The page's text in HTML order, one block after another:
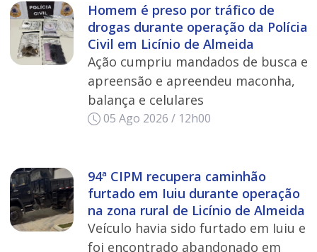
Homem é preso por tráfico de
drogas durante operação da Polícia
Civil em Licínio de Almeida
Ação cumpriu mandados de busca e
apreensão e apreendeu maconha,
balança e celulares
05 Ago 2026 / 12h00
94ª CIPM recupera caminhão
furtado em Iuiu durante operação
na zona rural de Licínio de Almeida
Veículo havia sido furtado em Iuiu e
foi encontrado abandonado em